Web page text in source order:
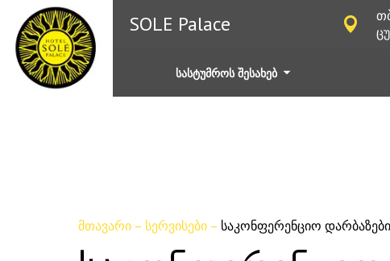
SOLE Palace
სასტუმროს შესახებ
მთავარი – სერვისები – საკონფერენციო დარბაზები